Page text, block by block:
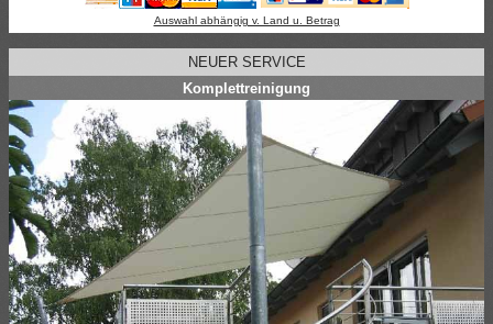
Auswahl abhängig v. Land u. Betrag
NEUER SERVICE
Komplettreinigung